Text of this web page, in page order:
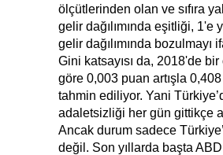
ölçütlerinden olan ve sıfıra
gelir dağılımında eşitliği, 1'e
gelir dağılımında bozulmayı
Gini katsayısı da, 2018'de bir
göre 0,003 puan artışla
tahmin ediliyor. Yani
adaletsizliği her gün gittikçe
Ancak durum sadece
değil. Son yıllarda başta